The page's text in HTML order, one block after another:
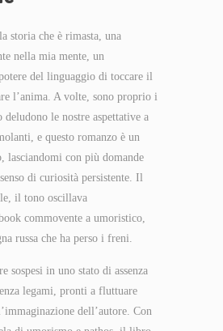
storia che è rimasta, una
nella mia mente, un
del linguaggio di toccare il
l’anima. A volte, sono proprio i
le nostre aspettative a
e questo romanzo è un
lasciandomi con più domande
di curiosità persistente. Il
il tono oscillava
commovente a umoristico,
russa che ha perso i freni.
sospesi in uno stato di assenza
legami, pronti a fluttuare
dell’autore. Con